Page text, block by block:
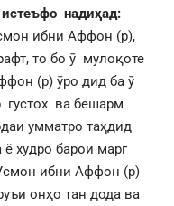
надиҳад:
ибни Аффон (р),
то бо ӯ мулоқоте
(р) ӯро дид ба ӯ
густох ва бешарм
умматро таҳдид
худро барои марг
ибни Аффон (р)
онҳо тан дода ва